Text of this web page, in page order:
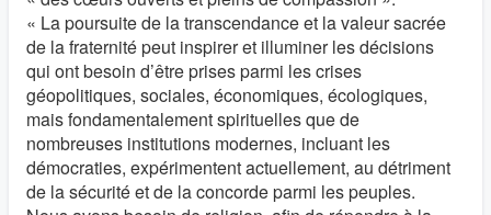
« La poursuite de la transcendance et la valeur sacrée
de la fraternité peut inspirer et illuminer les décisions
qui ont besoin d’être prises parmi les crises
géopolitiques, sociales, économiques, écologiques,
mais fondamentalement spirituelles que de
nombreuses institutions modernes, incluant les
démocraties, expérimentent actuellement, au détriment
de la sécurité et de la concorde parmi les peuples.